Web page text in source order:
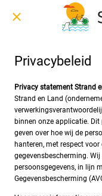
Privacybeleid
Privacy statement Strand
Strand en Land
binnen onze applicatie.
geven over hoe wij de
hanteren, met respect
gegevensbescherming.
persoonsgegevens, in lijn
Gegevensbescherming